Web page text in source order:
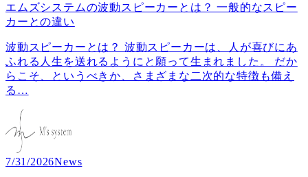
エムズシステムの波動スピーカーとは？ 一般的なスピー
カーとの違い
波動スピーカーとは？ 波動スピーカーは、人が喜びにあ
ふれる人生を送れるようにと願って生まれました。 だか
らこそ、というべきか、さまざまな二次的な特徴も備え
る …
7/31/2026News